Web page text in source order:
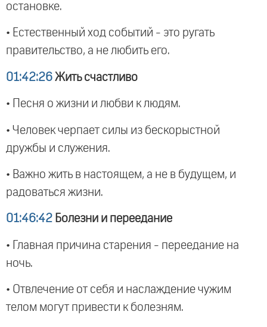
остановке.
• Естественный ход событий - это ругать
правительство, а не любить его.
01:42:26 Жить счастливо
• Песня о жизни и любви к людям.
• Человек черпает силы из бескорыстной
дружбы и служения.
• Важно жить в настоящем, а не в будущем, и
радоваться жизни.
01:46:42 Болезни и переедание
• Главная причина старения - переедание на
ночь.
• Отвлечение от себя и наслаждение чужим
телом могут привести к болезням.